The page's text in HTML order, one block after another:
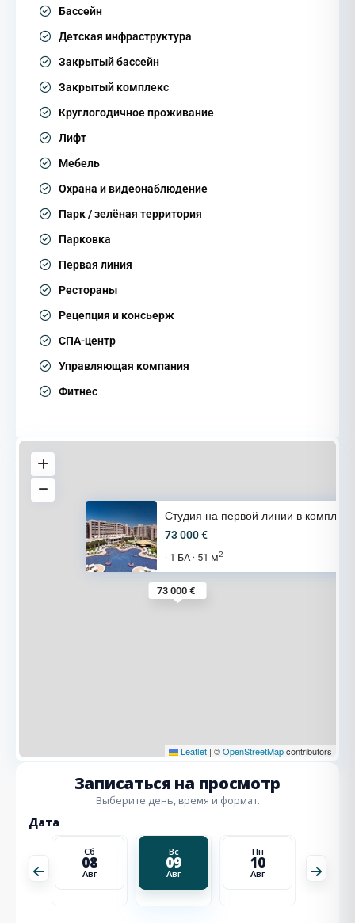
Бассейн
Детская инфраструктура
Закрытый бассейн
Закрытый комплекс
Круглогодичное проживание
Лифт
Мебель
Охрана и видеонаблюдение
Парк / зелёная территория
Парковка
Первая линия
Рестораны
Рецепция и консьерж
СПА-центр
Управляющая компания
Фитнес
73 000 €
Студия на первой линии в компл
73 000 €
· 1 БА · 51 м2
Leaflet | ©OpenStreetMapcontributors
Записаться на просмотр
Выберите день, время и формат.
Дата
Сб
08
Авг
Вс
09
Авг
Пн
10
Авг